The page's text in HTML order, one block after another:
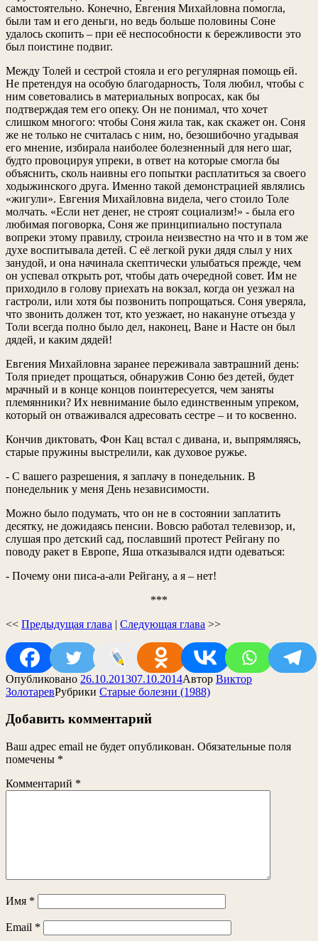
самостоятельно. Конечно, Евгения Михайловна помогла,
были там и его деньги, но ведь больше половины Соне
удалось скопить – при её неспособности к бережливости это
был поистине подвиг.
Между Толей и сестрой стояла и его регулярная помощь ей.
Не претендуя на особую благодарность, Толя любил, чтобы с
ним советовались в материальных вопросах, как бы
подтверждая тем его опеку. Он не понимал, что хочет
слишком многого: чтобы Соня жила так, как скажет он. Соня
же не только не считалась с ним, но, безошибочно угадывая
его мнение, избирала наиболее болезненный для него шаг,
будто провоцируя упреки, в ответ на которые смогла бы
объяснить, сколь наивны его попытки расплатиться за своего
ходыжинского друга. Именно такой демонстрацией являлись
«жигули». Евгения Михайловна видела, чего стоило Толе
молчать. «Если нет денег, не строят социализм!» - была его
любимая поговорка, Соня же принципиально поступала
вопреки этому правилу, строила неизвестно на что и в том же
духе воспитывала детей. С её легкой руки дядя слыл у них
занудой, и она начинала скептически улыбаться прежде, чем
он успевал открыть рот, чтобы дать очередной совет. Им не
приходило в голову приехать на вокзал, когда он уезжал на
гастроли, или хотя бы позвонить попрощаться. Соня уверяла,
что звонить должен тот, кто уезжает, но накануне отъезда у
Толи всегда полно было дел, наконец, Ване и Насте он был
дядей, и каким дядей!
Евгения Михайловна заранее переживала завтрашний день:
Толя приедет прощаться, обнаружив Соню без детей, будет
мрачный и в конце концов поинтересуется, чем заняты
племянники? Их невнимание было единственным упреком,
который он отваживался адресовать сестре – и то косвенно.
Кончив диктовать, Фон Кац встал с дивана, и, выпрямляясь,
старые пружины выстрелили, как духовое ружье.
- С вашего разрешения, я заплачу в понедельник. В
понедельник у меня День независимости.
Можно было подумать, что он не в состоянии заплатить
десятку, не дожидаясь пенсии. Вовсю работал телевизор, и,
слушая про детский сад, пославший протест Рейгану по
поводу ракет в Европе, Яша отказывался идти одеваться:
- Почему они писа-а-али Рейгану, а я – нет!
***
<< Предыдущая глава | Следующая глава >>
Опубликовано 26.10.201307.10.2014Автор Виктор
ЗолотаревРубрики Старые болезни (1988)
Добавить комментарий
Ваш адрес email не будет опубликован. Обязательные поля
помечены *
Комментарий *
Имя *
Email *